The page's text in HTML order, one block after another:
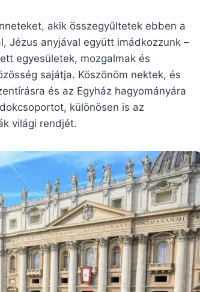
akik összegyűltetek ebben a
Jézus anyjával együtt imádkozzunk –
egyesületek, mozgalmak és
sajátja. Köszönöm nektek, és
és az Egyház hagyományára
különösen is az
világi rendjét.